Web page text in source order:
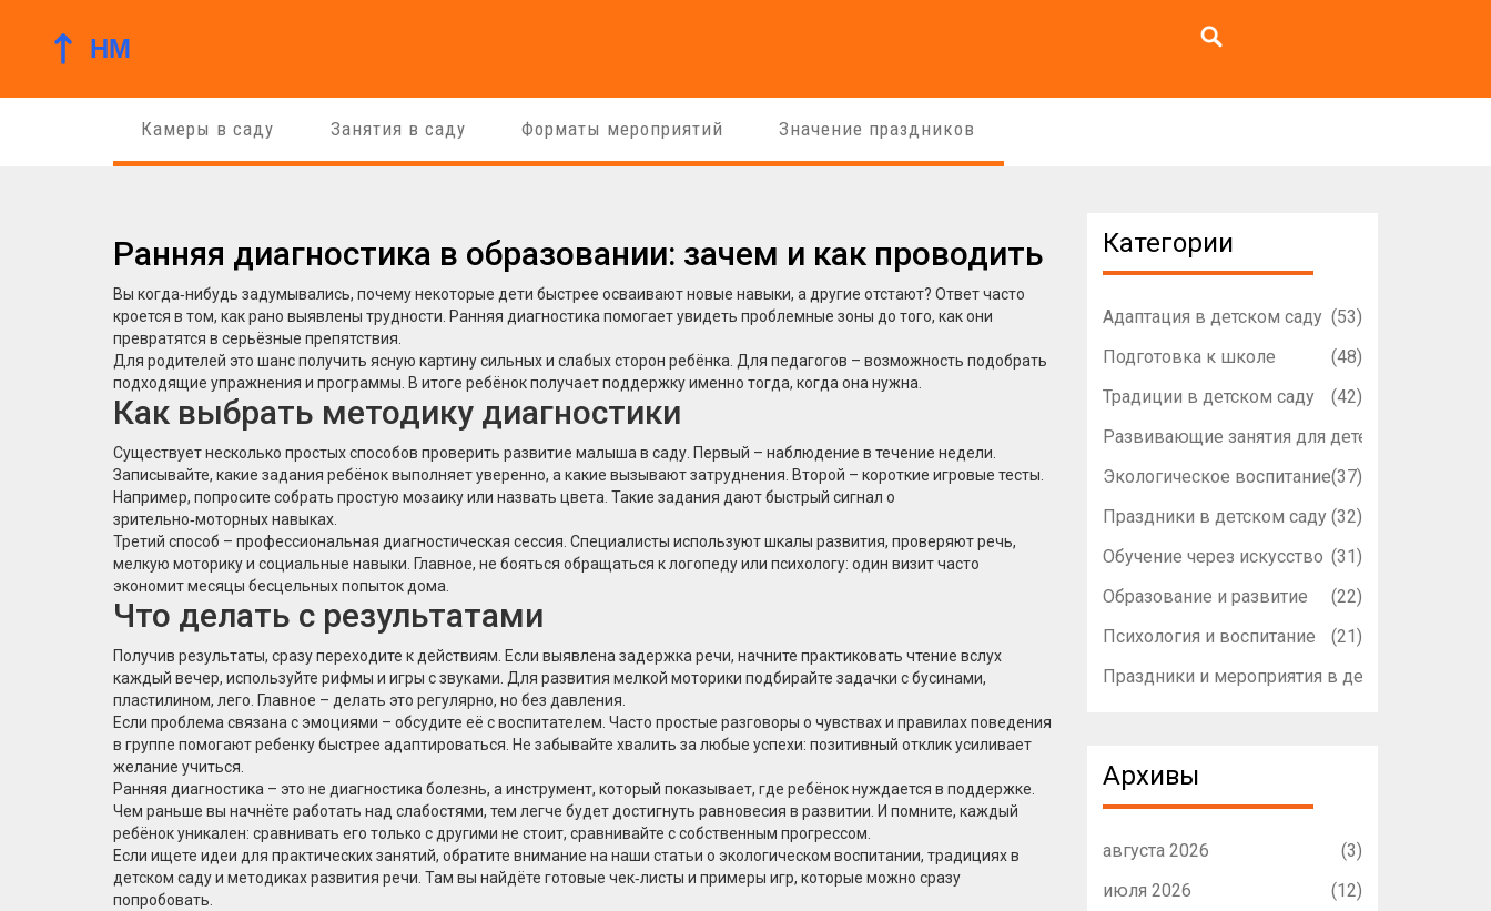
Камеры в саду Занятия в саду Форматы мероприятий Значение праздников
Ранняя диагностика в образовании: зачем и как проводить
Вы когда‑нибудь задумывались, почему некоторые дети быстрее осваивают новые навыки, а другие отстают? Ответ часто
кроется в том, как рано выявлены трудности. Ранняя диагностика помогает увидеть проблемные зоны до того, как они
превратятся в серьёзные препятствия.
Для родителей это шанс получить ясную картину сильных и слабых сторон ребёнка. Для педагогов – возможность подобрать
подходящие упражнения и программы. В итоге ребёнок получает поддержку именно тогда, когда она нужна.
Как выбрать методику диагностики
Существует несколько простых способов проверить развитие малыша в саду. Первый – наблюдение в течение недели.
Записывайте, какие задания ребёнок выполняет уверенно, а какие вызывают затруднения. Второй – короткие игровые тесты.
Например, попросите собрать простую мозаику или назвать цвета. Такие задания дают быстрый сигнал о
зрительно‑моторных навыках.
Третий способ – профессиональная диагностическая сессия. Специалисты используют шкалы развития, проверяют речь,
мелкую моторику и социальные навыки. Главное, не бояться обращаться к логопеду или психологу: один визит часто
экономит месяцы бесцельных попыток дома.
Что делать с результатами
Получив результаты, сразу переходите к действиям. Если выявлена задержка речи, начните практиковать чтение вслух
каждый вечер, используйте рифмы и игры с звуками. Для развития мелкой моторики подбирайте задачки с бусинами,
пластилином, лего. Главное – делать это регулярно, но без давления.
Если проблема связана с эмоциями – обсудите её с воспитателем. Часто простые разговоры о чувствах и правилах поведения
в группе помогают ребенку быстрее адаптироваться. Не забывайте хвалить за любые успехи: позитивный отклик усиливает
желание учиться.
Ранняя диагностика – это не диагностика болезнь, а инструмент, который показывает, где ребёнок нуждается в поддержке.
Чем раньше вы начнёте работать над слабостями, тем легче будет достигнуть равновесия в развитии. И помните, каждый
ребёнок уникален: сравнивать его только с другими не стоит, сравнивайте с собственным прогрессом.
Если ищете идеи для практических занятий, обратите внимание на наши статьи о экологическом воспитании, традициях в
детском саду и методиках развития речи. Там вы найдёте готовые чек‑листы и примеры игр, которые можно сразу
попробовать.
Категории
Адаптация в детском саду (53)
Подготовка к школе
(48)
Традиции в детском саду
(42)
Развивающие занятия для детей
Экологическое воспитание(37)
Праздники в детском саду (32)
Обучение через искусство (31)
Образование и развитие
(22)
Психология и воспитание
(21)
Праздники и мероприятия в детском садике
Архивы
августа 2026
(3)
июля 2026
(12)